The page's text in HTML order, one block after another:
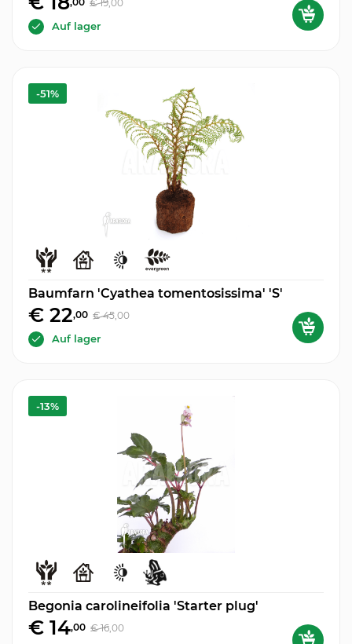
€ 19,00
Auf lager
-51%
Baumfarn 'Cyathea tomentosissima' 'S'
€ 22,00 € 45,00
Auf lager
-13%
Begonia carolineifolia 'Starter plug'
€ 14,00 € 16,00